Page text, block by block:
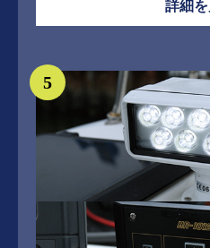
詳細
5